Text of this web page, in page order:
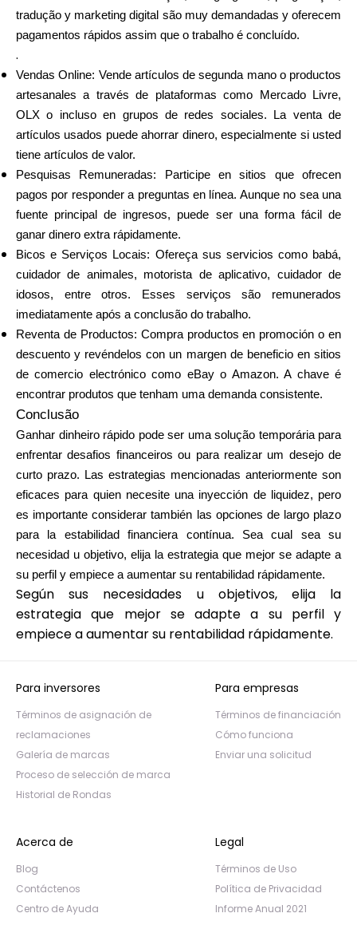
Historial de Rondas
Blog
Contáctenos
Ayuda
Mi Cuenta
Obtener financiación
ask@scrambleup.com
+372 712 2955
tradução y marketing digital são muy demandadas y oferecem
pagamentos rápidos assim que o trabalho é concluído.
.
Vendas Online: Vende artículos de segunda mano o productos
artesanales a través de plataformas como Mercado Livre,
OLX o incluso en grupos de redes sociales. La venta de
artículos usados puede ahorrar dinero, especialmente si usted
tiene artículos de valor.
Pesquisas Remuneradas: Participe en sitios que ofrecen
pagos por responder a preguntas en línea. Aunque no sea una
fuente principal de ingresos, puede ser una forma fácil de
ganar dinero extra rápidamente.
Bicos e Serviços Locais: Ofereça sus servicios como babá,
cuidador de animales, motorista de aplicativo, cuidador de
idosos, entre otros. Esses serviços são remunerados
imediatamente após a conclusão do trabalho.
Reventa de Productos: Compra productos en promoción o en
descuento y revéndelos con un margen de beneficio en sitios
de comercio electrónico como eBay o Amazon. A chave é
encontrar produtos que tenham uma demanda consistente.
Conclusão
Ganhar dinheiro rápido pode ser uma solução temporária para
enfrentar desafios financeiros ou para realizar um desejo de
curto prazo. Las estrategias mencionadas anteriormente son
eficaces para quien necesite una inyección de liquidez, pero
es importante considerar también las opciones de largo plazo
para la estabilidad financiera contínua. Sea cual sea su
necesidad u objetivo, elija la estrategia que mejor se adapte a
su perfil y empiece a aumentar su rentabilidad rápidamente.
Según sus necesidades u objetivos, elija la
estrategia que mejor se adapte a su perfil y
empiece a aumentar su rentabilidad rápidamente.
Para inversores
Términos de asignación de
reclamaciones
Galería de marcas
Proceso de selección de marca
Historial de Rondas
Para empresas
Términos de financiación
Cómo funciona
Enviar una solicitud
Acerca de
Blog
Contáctenos
Centro de Ayuda
Legal
Términos de Uso
Política de Privacidad
Informe Anual 2021